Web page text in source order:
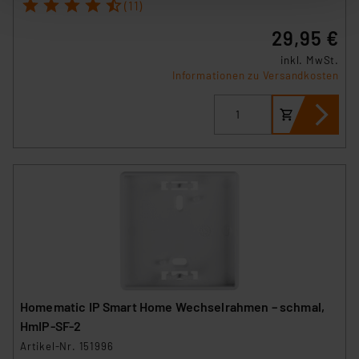
der anschließenden Weiterverarbeitung für die
ausgewählten Verarbeitungszwecke (Art. 6 Abs.1a DSG-
VO) zu. Eine detaillierte Auflistung der einzelnen
den Button „Ablehnen oder Einstellungen“ abrufbar. Sie
können die Verwendung nicht notwendiger Cookies
Link „Cookie Einstellungen“ anpassen oder widerrufen.
führen, dass die Einstellungen nicht längerfristig
angezeigt wird.
„Einige Drittanbieter verarbeiten personenbezogene
(11)
29,95 €
inkl. MwSt.
Informationen zu Versandkosten
Homematic IP Smart Home Wechselrahmen – schmal,
HmIP-SF-2
Artikel-Nr. 151996